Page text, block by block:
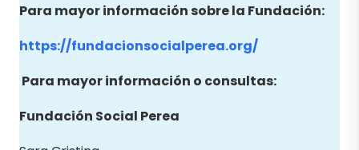
Para mayor información sobre la Fundación:
https://fundacionsocialperea.org/
Para mayor información o consultas:
Fundación Social Perea